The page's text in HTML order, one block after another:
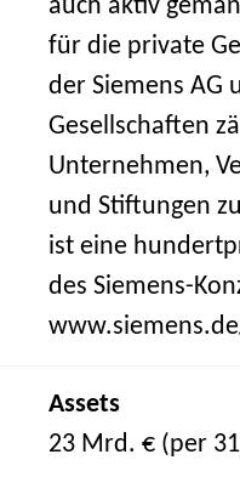
auch aktiv
für die private
der Siemens AG
Gesellschaften
Unternehmen,
und Stiftungen
ist eine
des Siemens-
Assets
23 Mrd. € (per